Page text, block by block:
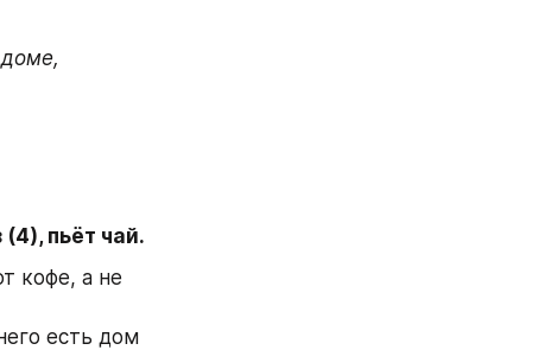
пьёт чай.
кофе, а не
есть дом